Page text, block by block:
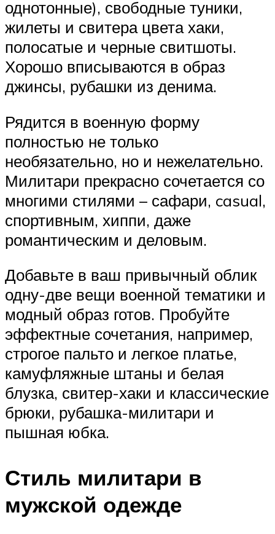
однотонные), свободные туники,
жилеты и свитера цвета хаки,
полосатые и черные свитшоты.
Хорошо вписываются в образ
джинсы, рубашки из денима.
Рядится в военную форму
полностью не только
необязательно, но и нежелательно.
Милитари прекрасно сочетается со
многими стилями – сафари, casual,
спортивным, хиппи, даже
романтическим и деловым.
Добавьте в ваш привычный облик
одну-две вещи военной тематики и
модный образ готов. Пробуйте
эффектные сочетания, например,
строгое пальто и легкое платье,
камуфляжные штаны и белая
блузка, свитер-хаки и классические
брюки, рубашка-милитари и
пышная юбка.
Стиль милитари в
мужской одежде